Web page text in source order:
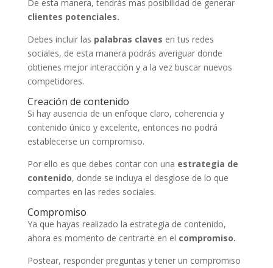
De esta manera, tendrás mas posibilidad de generar
clientes potenciales.
Debes incluir las palabras claves en tus redes
sociales, de esta manera podrás averiguar donde
obtienes mejor interacción y a la vez buscar nuevos
competidores.
Creación de contenido
Si hay ausencia de un enfoque claro, coherencia y
contenido único y excelente, entonces no podrá
establecerse un compromiso.
Por ello es que debes contar con una estrategia de
contenido, donde se incluya el desglose de lo que
compartes en las redes sociales.
Compromiso
Ya que hayas realizado la estrategia de contenido,
ahora es momento de centrarte en el compromiso.
Postear, responder preguntas y tener un compromiso